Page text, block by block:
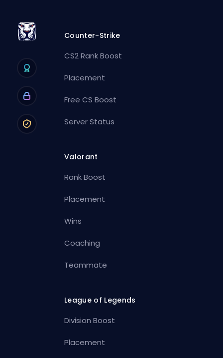
Counter-Strike
CS2 Rank Boost
Placement
Free CS Boost
Server Status
Valorant
Rank Boost
Placement
Wins
Coaching
Teammate
League of Legends
Division Boost
Placement